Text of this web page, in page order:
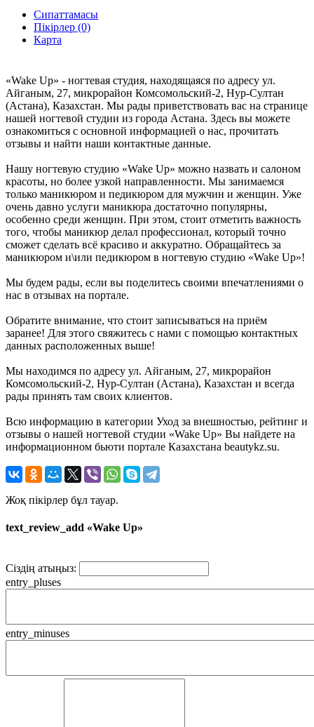
Сипаттамасы
Пікірлер (0)
Карта
«Wake Up» - ногтевая студия, находящаяся по адресу ул.
Айганым, 27, микрорайон Комсомольский-2, Нур-Султан
(Астана), Казахстан. Мы рады приветствовать вас на странице
нашей ногтевой студии из города Астана. Здесь вы можете
ознакомиться с основной информацией о нас, прочитать
отзывы и найти наши контактные данные.
Нашу ногтевую студию «Wake Up» можно назвать и салоном
красоты, но более узкой направленности. Мы занимаемся
только маникюром и педикюром для мужчин и женщин. Уже
очень давно услуги маникюра достаточно популярны,
особенно среди женщин. При этом, стоит отметить важность
того, чтобы маникюр делал профессионал, который точно
сможет сделать всё красиво и аккуратно. Обращайтесь за
маникюром и\или педикюром в ногтевую студию «Wake Up»!
Мы будем рады, если вы поделитесь своими впечатлениями о
нас в отзывах на портале.
Обратите внимание, что стоит записываться на приём
заранее! Для этого свяжитесь с нами с помощью контактных
данных расположенных выше!
Мы находимся по адресу ул. Айганым, 27, микрорайон
Комсомольский-2, Нур-Султан (Астана), Казахстан и всегда
рады принять там своих клиентов.
Всю информацию в категории Уход за внешностью, рейтинг и
отзывы о нашей ногтевой студии «Wake Up» Вы найдете на
информационном бьюти портале Казахстана beautykz.su.
Жоқ пікірлер бұл тауар.
text_review_add «Wake Up»
Сіздің атыңыз:
entry_pluses
entry_minuses